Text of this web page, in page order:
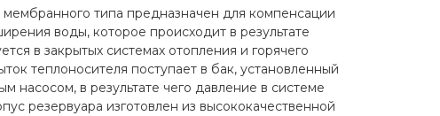
типа предназначен для компенсации
воды, которое происходит в результате
в закрытых системах отопления и горячего
теплоносителя поступает в бак, установленный
насосом, в результате чего давление в системе
резервуара изготовлен из высококачественной